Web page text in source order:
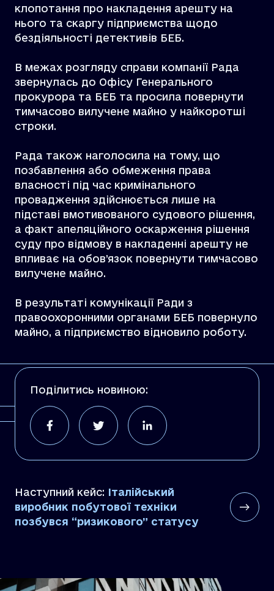
клопотання про накладення арешту на
нього та скаргу підприємства щодо
бездіяльності детективів БЕБ.
В межах розгляду справи компанії Рада
звернулась до Офісу Генерального
прокурора та БЕБ та просила повернути
тимчасово вилучене майно у найкоротші
строки.
Рада також наголосила на тому, що
позбавлення або обмеження права
власності під час кримінального
провадження здійснюється лише на
підставі вмотивованого судового рішення,
а факт апеляційного оскарження рішення
суду про відмову в накладенні арешту не
впливає на обов’язок повернути тимчасово
вилучене майно.
В результаті комунікації Ради з
правоохоронними органами БЕБ повернуло
майно, а підприємство відновило роботу.
Поділитись новиною:
Наступний кейс: Італійський
виробник побутової техніки
позбувся “ризикового” статусу